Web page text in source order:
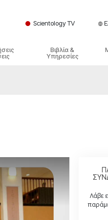
Scientology TV
Βιβλία &
Υπηρεσίες
Βοηθήματα για
Ακεραιότητα και
Γάμος
Λάβε